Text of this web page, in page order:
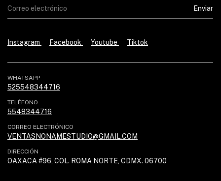
Instagram Facebook Youtube Tiktok
WHATSAPP
525548344716
TELÉFONO
5548344716
CORREO ELECTRÓNICO
VENTASNONAMESTUDIO@GMAIL.COM
DIRECCIÓN
OAXACA #96, COL. ROMA NORTE, CDMX. 06700